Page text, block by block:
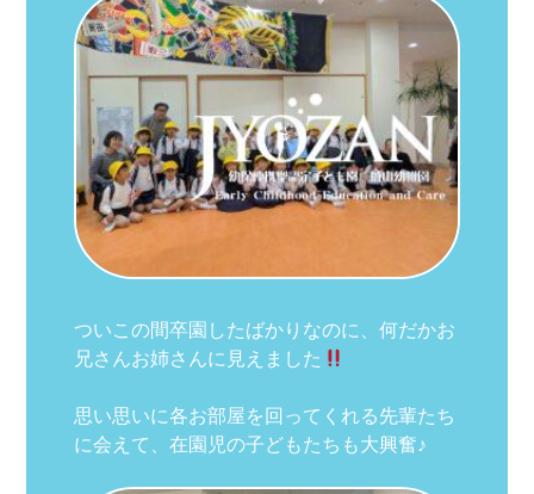
ついこの間卒園したばかりなのに、何だかお
兄さんお姉さんに見えました
思い思いに各お部屋を回ってくれる先輩たち
に会えて、在園児の子どもたちも大興奮♪